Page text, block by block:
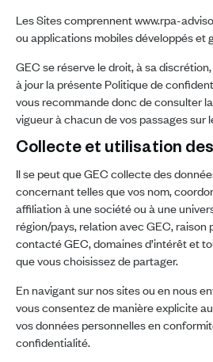
Les Sites comprennent www.rpa-
ou applications mobiles développés et
GEC se réserve le droit, à sa
à jour la présente Politique de
vous recommande donc de consulter
vigueur à chacun de vos passages sur
Collecte et utilisation
Il se peut que GEC collecte des
concernant telles que vos nom,
affiliation à une société ou à une
région/pays, relation avec GEC, raison
contacté GEC, domaines d’intérêt et
que vous choisissez de partager.
En navigant sur nos sites ou en nous
vous consentez de manière explicite
vos données personnelles en
confidentialité.